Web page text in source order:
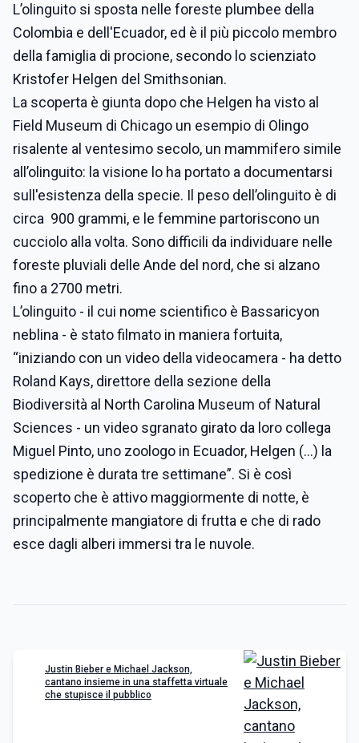
L’olinguito si sposta nelle foreste plumbee della
Colombia e dell'Ecuador, ed è il più piccolo membro
della famiglia di procione, secondo lo scienziato
Kristofer Helgen del Smithsonian.
La scoperta è giunta dopo che Helgen ha visto al
Field Museum di Chicago un esempio di Olingo
risalente al ventesimo secolo, un mammifero simile
all’olinguito: la visione lo ha portato a documentarsi
sull'esistenza della specie. Il peso dell’olinguito è di
circa 900 grammi, e le femmine partoriscono un
cucciolo alla volta. Sono difficili da individuare nelle
foreste pluviali delle Ande del nord, che si alzano
fino a 2700 metri.
L’olinguito - il cui nome scientifico è Bassaricyon
neblina - è stato filmato in maniera fortuita,
“iniziando con un video della videocamera - ha detto
Roland Kays, direttore della sezione della
Biodiversità al North Carolina Museum of Natural
Sciences - un video sgranato girato da loro collega
Miguel Pinto, uno zoologo in Ecuador, Helgen (...) la
spedizione è durata tre settimane”. Si è così
scoperto che è attivo maggiormente di notte, è
principalmente mangiatore di frutta e che di rado
esce dagli alberi immersi tra le nuvole.
Justin Bieber e Michael Jackson,
cantano insieme in una staffetta virtuale
che stupisce il pubblico